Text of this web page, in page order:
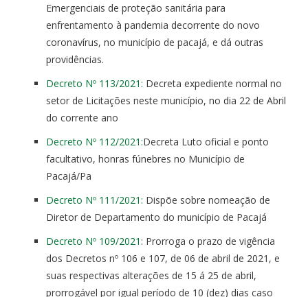
Emergenciais de proteção sanitária para
enfrentamento à pandemia decorrente do novo
coronavírus, no município de pacajá, e dá outras
providências.
Decreto Nº 113/2021: Decreta expediente normal no
setor de Licitações neste município, no dia 22 de Abril
do corrente ano
Decreto Nº 112/2021:Decreta Luto oficial e ponto
facultativo, honras fúnebres no Município de
Pacajá/Pa
Decreto Nº 111/2021: Dispõe sobre nomeação de
Diretor de Departamento do município de Pacajá
Decreto Nº 109/2021 : Prorroga o prazo de vigência
dos Decretos nº 106 e 107, de 06 de abril de 2021, e
suas respectivas alterações de 15 á 25 de abril,
prorrogável por igual período de 10 (dez) dias caso